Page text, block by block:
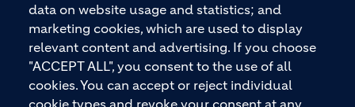
data on website usage and statistics; and
marketing cookies, which are used to display
relevant content and advertising. If you choose
"ACCEPT ALL", you consent to the use of all
cookies. You can accept or reject individual
KONTAKTIEREN SIE UNS